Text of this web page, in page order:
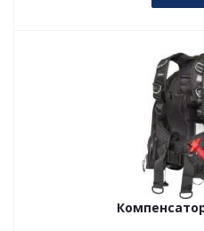
Компенсатор